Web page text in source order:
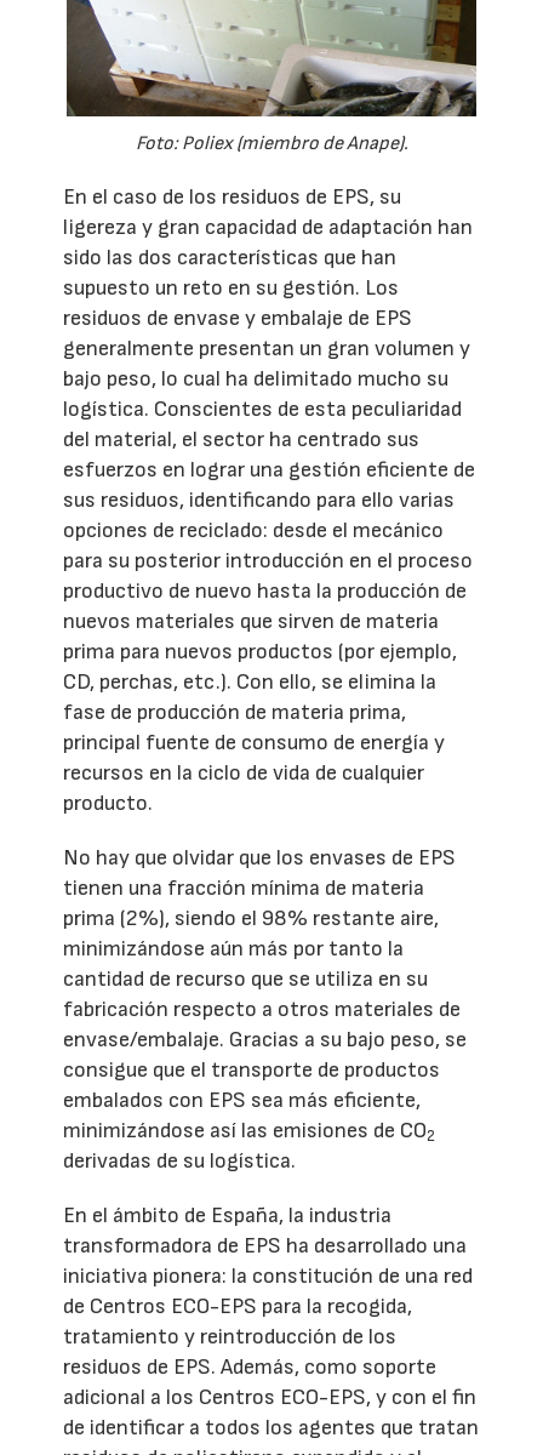
Foto: Poliex (miembro de Anape).
En el caso de los residuos de EPS, su
ligereza y gran capacidad de adaptación han
sido las dos características que han
supuesto un reto en su gestión. Los
residuos de envase y embalaje de EPS
generalmente presentan un gran volumen y
bajo peso, lo cual ha delimitado mucho su
logística. Conscientes de esta peculiaridad
del material, el sector ha centrado sus
esfuerzos en lograr una gestión eficiente de
sus residuos, identificando para ello varias
opciones de reciclado: desde el mecánico
para su posterior introducción en el proceso
productivo de nuevo hasta la producción de
nuevos materiales que sirven de materia
prima para nuevos productos (por ejemplo,
CD, perchas, etc.). Con ello, se elimina la
fase de producción de materia prima,
principal fuente de consumo de energía y
recursos en la ciclo de vida de cualquier
producto.
No hay que olvidar que los envases de EPS
tienen una fracción mínima de materia
prima (2%), siendo el 98% restante aire,
minimizándose aún más por tanto la
cantidad de recurso que se utiliza en su
fabricación respecto a otros materiales de
envase/embalaje. Gracias a su bajo peso, se
consigue que el transporte de productos
embalados con EPS sea más eficiente,
minimizándose así las emisiones de CO2
derivadas de su logística.
En el ámbito de España, la industria
transformadora de EPS ha desarrollado una
iniciativa pionera: la constitución de una red
de Centros ECO-EPS para la recogida,
tratamiento y reintroducción de los
residuos de EPS. Además, como soporte
adicional a los Centros ECO-EPS, y con el fin
de identificar a todos los agentes que tratan